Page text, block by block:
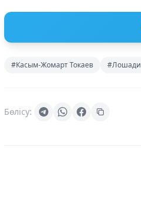
#Касым-Жомарт Токаев #Лошади
Бөлісу: